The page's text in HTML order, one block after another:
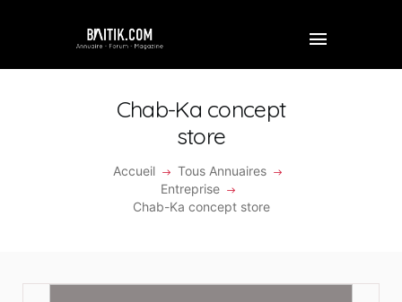
Chab-Ka concept
store
Accueil
Tous Annuaires
Entreprise
Chab-Ka concept store
PROFESSIONNEL